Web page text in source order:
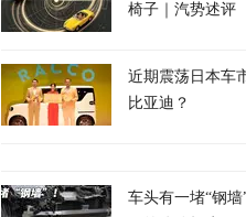
椅子｜汽势述评
近期震荡日本车
比亚迪？
车头有一堵“钢